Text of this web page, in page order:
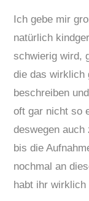
Ich gebe mir
natürlich
schwierig wird,
die das wirklich
beschreiben
oft gar nicht so
deswegen
bis die
nochmal an
habt ihr wirklich